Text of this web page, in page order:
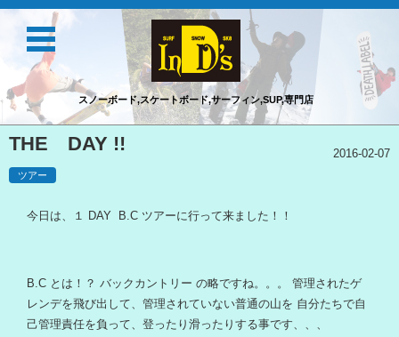
スノーボード,スケートボード,サーフィン,SUP,専門店
コンテンツに移動
THE DAY !! 2016-02-07
ツアー
今日は、１ DAY B.C ツアーに行って来ました！！
B.C とは！？ バックカントリー の略ですね。。。 管理されたゲ
レンデを飛び出して、管理されていない普通の山を 自分たちで自
己管理責任を負って、登ったり滑ったりする事です、、、